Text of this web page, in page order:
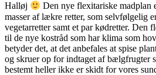
Halløj
Den nye flexitariske madplan
masser af lækre retter, som selvfølgelig
vegetarretter samt et par kødretter. Den
til de nye kostråd som har klima som
betyder det, at det anbefales at spise
og skruer op for indtaget af bælgfrugter
bestemt heller ikke er skidt for vores